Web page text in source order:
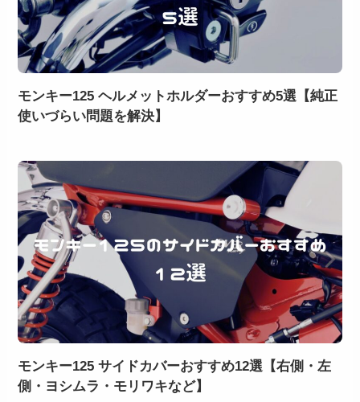
モンキー125 ヘルメットホルダーおすすめ5選【純正
使いづらい問題を解決】
モンキー125 サイドカバーおすすめ12選【右側・左
側・ヨシムラ・モリワキなど】